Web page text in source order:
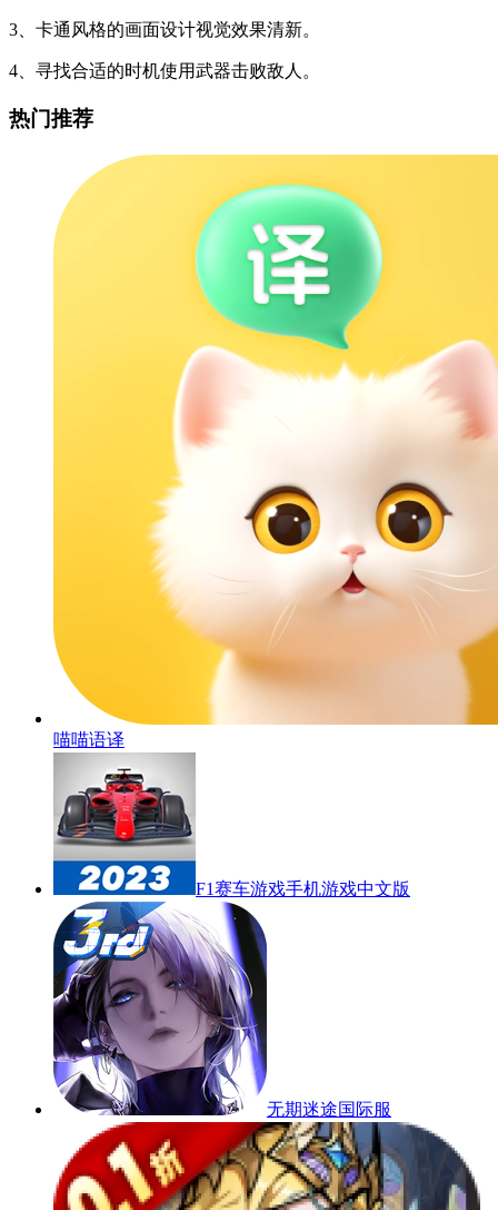
3、卡通风格的画面设计视觉效果清新。
4、寻找合适的时机使用武器击败敌人。
热门推荐
喵喵语译
F1赛车游戏手机游戏中文版
无期迷途国际服